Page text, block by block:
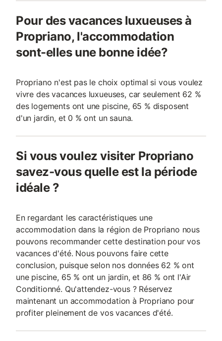
Pour des vacances luxueuses à
Propriano, l'accommodation
sont-elles une bonne idée?
Propriano n'est pas le choix optimal si vous voulez
vivre des vacances luxueuses, car seulement 62 %
des logements ont une piscine, 65 % disposent
d'un jardin, et 0 % ont un sauna.
Si vous voulez visiter Propriano
savez-vous quelle est la période
idéale ?
En regardant les caractéristiques une
accommodation dans la région de Propriano nous
pouvons recommander cette destination pour vos
vacances d'été. Nous pouvons faire cette
conclusion, puisque selon nos données 62 % ont
une piscine, 65 % ont un jardin, et 86 % ont l'Air
Conditionné. Qu'attendez-vous ? Réservez
maintenant un accommodation à Propriano pour
profiter pleinement de vos vacances d'été.